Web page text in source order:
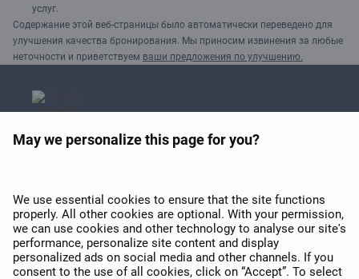
May we personalize this page for you?
We use essential cookies to ensure that the site functions
properly. All other cookies are optional. With your permission,
we can use cookies and other technology to analyse our site's
performance, personalize site content and display
personalized ads on social media and other channels. If you
consent to the use of all cookies, click on “Accept”. To select
услуг.
Содержание этой веб-страницы было автоматически переведено для
улучшения качества бронирования. Мы приносим извинения за любые
неточности и приветствуем ваши предложения по улучшению.
лучший Wi-Fi в Европе